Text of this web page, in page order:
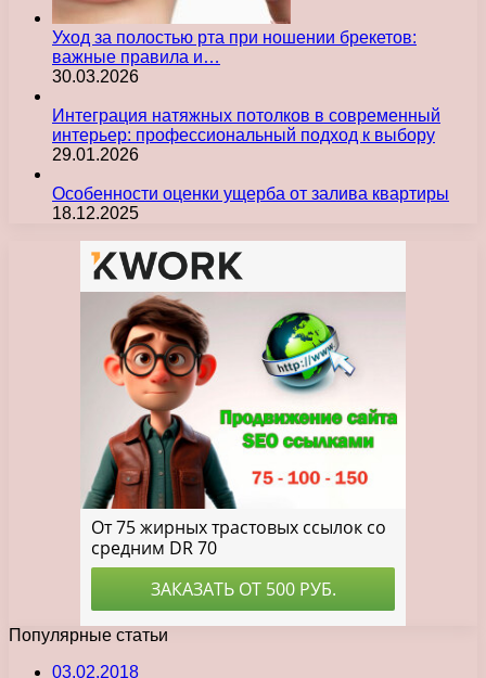
Уход за полостью рта при ношении брекетов:
важные правила и…
30.03.2026
Интеграция натяжных потолков в современный
интерьер: профессиональный подход к выбору
29.01.2026
Особенности оценки ущерба от залива квартиры
18.12.2025
Популярные статьи
03.02.2018